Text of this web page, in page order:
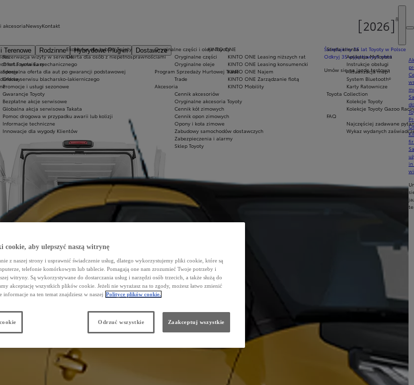
Terenowe Rodzinne Hybrydowe Plug-in
Dostawcze
Ekobonus dla hybryd Toyoty
Oferta dla osób z niepełnosprawnościami
Świętujemy 35 lat Toyoty w Polsce
Odkryj 35 wyjątkowych ofert
Umów się na jazdę testową
rat Toyota Easy
KINTO ONE
KINTO ONE Leasing niższych rat
KINTO ONE Leasing konsumencki
KINTO ONE Najem
KINTO ONE Zarządzanie flotą
KINTO Mobility
akcesoria
Rezerwacja wizyty w serwisie
Oferta serwisu mechanicznego
Specjalna oferta dla aut po gwarancji podstawowej
Oferta serwisu blacharsko-lakierniczego
Promocje i usługi sezonowe
Gwarancje Toyoty
Bezpłatne akcje serwisowe
Globalna akcja serwisowa Takata
Pomoc drogowa w przypadku awarii lub kolizji
Informacje techniczne
Innowacje dla wygody Klientów
Oryginalne części i oleje Toyoty
Oryginalne części
Oryginalne oleje
Program Sprzedaży Hurtowej Trade
Trade
Akcesoria
Cennik akcesoriów
Oryginalne akcesoria Toyoty
Cennik kół zimowych
Cennik opon zimowych
Opony i koła zimowe
Zabudowy samochodów dostawczych
Zabezpieczenia i alarmy
Sklep Toyoty
Strefa klienta
Aplikacja MyToyota
Instrukcje obsługi
Aktualizacja map
System Bluetooth®
Karty Ratownicze
Toyota Collection
Kolekcje Toyoty
Kolekcje Toyoty Gazoo
FAQ
Najczęściej zadawane
Wykaz wydanych
NewsyKontakt
aby ulepszyć naszą witrynę
z naszej strony i usprawnić świadczenie usług, dlatego wykorzystujemy pliki cookie, które są
telefonie komórkowym lub tablecie. Pomagają one nam zrozumieć Twoje potrzeby i
witryny. Są wykorzystywane do dostarczania usług i narzędzi osób trzecich, a także służą do
akceptację wszystkich plików cookie. Jeżeli nie wyrażasz na to zgody, możesz łatwo zmienić
informacje na ten temat znajdziesz w naszej Polityce plików cookie.
Odrzuć wszystkie Zaakceptuj wszystkie